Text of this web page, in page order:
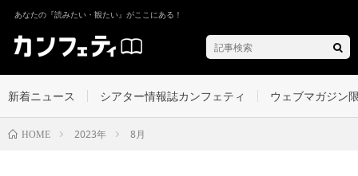
あなたの『読みたい・観たい』がここにある！
新着ニュース シアター情報誌カンフェティ ウェブマガジン
HOME 2023年 8月